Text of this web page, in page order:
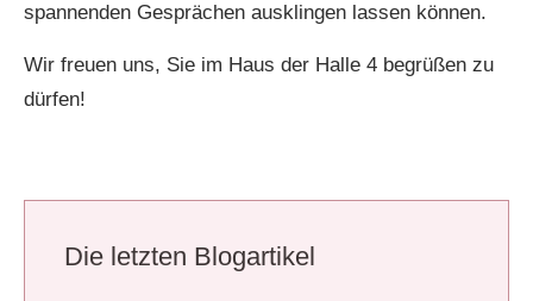
spannenden Gesprächen ausklingen lassen können.
Wir freuen uns, Sie im Haus der Halle 4 begrüßen zu
dürfen!
Die letzten Blogartikel